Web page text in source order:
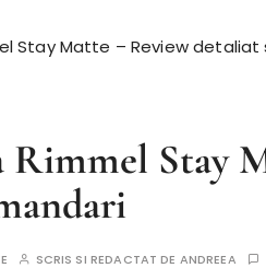
Stay Matte – Review detaliat
Rimmel Stay
SCRIS SI REDACTAT DE ANDREEA